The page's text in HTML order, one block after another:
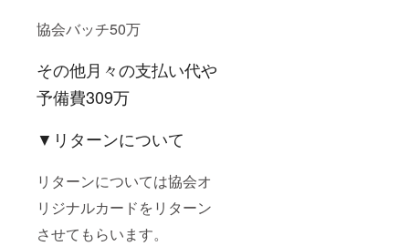
協会バッチ50万
その他月々の支払い代や
予備費309万
▼リターンについて
リターンについては協会オ
リジナルカードをリターン
させてもらいます。